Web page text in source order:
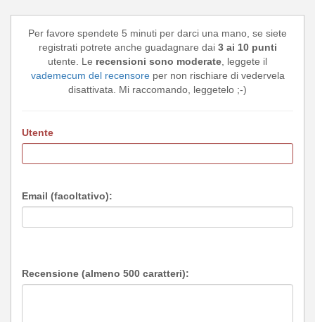
Per favore spendete 5 minuti per darci una mano, se siete
registrati potrete anche guadagnare dai 3 ai 10 punti
utente. Le recensioni sono moderate, leggete il
vademecum del recensoreper non rischiare di vedervela
disattivata. Mi raccomando, leggetelo ;-)
Utente
Email (facoltativo):
Recensione (almeno 500 caratteri):